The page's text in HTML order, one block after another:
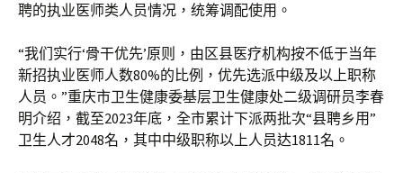
聘的执业医师类人员情况，统筹调配使用。
“我们实行‘骨干优先’原则，由区县医疗机构按不低于当年
新招执业医师人数80%的比例，优先选派中级及以上职称
人员。”重庆市卫生健康委基层卫生健康处二级调研员李春
明介绍，截至2023年底，全市累计下派两批次“县聘乡用”
卫生人才2048名，其中中级职称以上人员达1811名。